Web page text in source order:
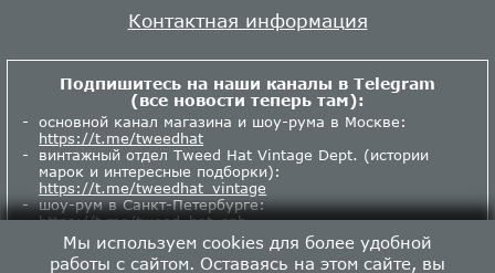
Контактная информация
Подпишитесь на наши каналы в Telegram
(все новости теперь там):
основной канал магазина и шоу-рума в Москве:
https://t.me/tweedhat
винтажный отдел Tweed Hat Vintage Dept. (истории
марок и интересные подборки):
https://t.me/tweedhat_vintage
шоу-рум в Санкт-Петербурге:
https://t.me/tweed_hat_spb
Мы используем cookies для более удобной
работы с сайтом. Оставаясь на этом сайте, вы